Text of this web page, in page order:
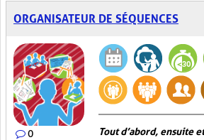
ORGANISATEUR DE SÉQUENCES
0 Tout d’abord, ensuite